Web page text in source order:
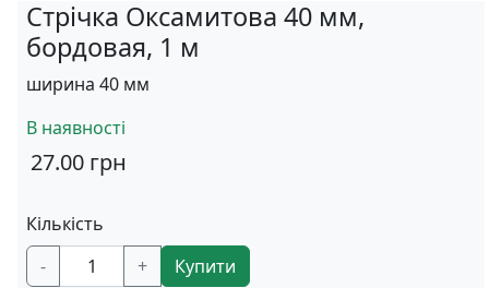
Стрічка Оксамитова 40 мм,
бордовая, 1 м
ширина 40 мм
В наявності
27.00 грн
Кількість
-
+ Купити